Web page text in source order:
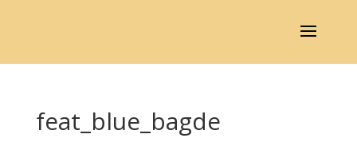
feat_blue_bagde